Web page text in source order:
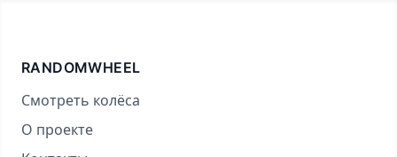
RANDOMWHEEL
Смотреть колёса
О проекте